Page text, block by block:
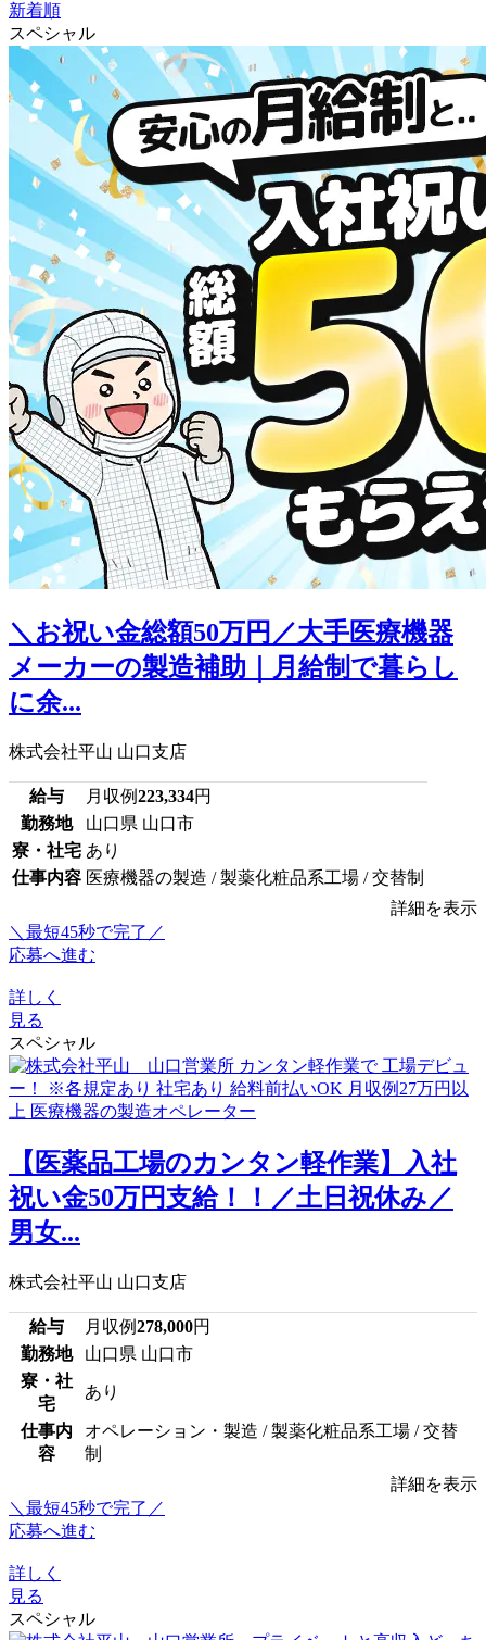
新着順
スペシャル
＼お祝い金総額50万円／大手医療機器
メーカーの製造補助｜月給制で暮らし
に余...
株式会社平山 山口支店
給与 月収例223,334円
勤務地
山口県 山口市
寮・社宅 あり
仕事内容 医療機器の製造 / 製薬化粧品系工場 / 交替制
詳細を表示
＼最短45秒で完了／
応募へ進む
詳しく
見る
スペシャル
【医薬品工場のカンタン軽作業】入社
祝い金50万円支給！！／土日祝休み／
男女...
株式会社平山 山口支店
給与 月収例278,000円
勤務地
山口県 山口市
寮・社
宅
あり
仕事内
容
オペレーション・製造 / 製薬化粧品系工場 / 交替
制
詳細を表示
＼最短45秒で完了／
応募へ進む
詳しく
見る
スペシャル